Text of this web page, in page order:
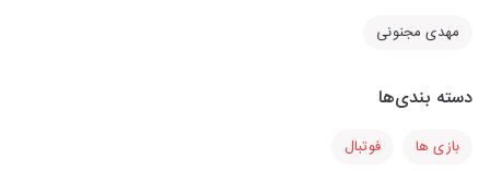
مهدی مجنونی
دسته بندی‌ها
بازی ها فوتبال